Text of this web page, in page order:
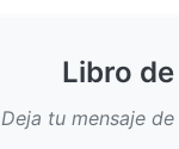
Libro
Deja tu mensaje